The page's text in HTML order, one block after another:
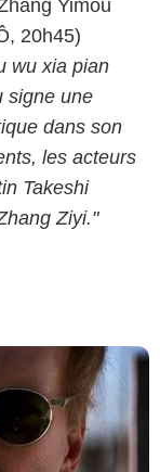
Yimou
20h45)
wu xia pian
signe une
dans son
les acteurs
Takeshi
Ziyi."